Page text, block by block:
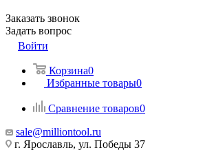
Заказать звонок
Задать вопрос
Войти
Корзина0
Избранные товары0
Сравнение товаров0
sale@milliontool.ru
г. Ярославль, ул. Победы 37